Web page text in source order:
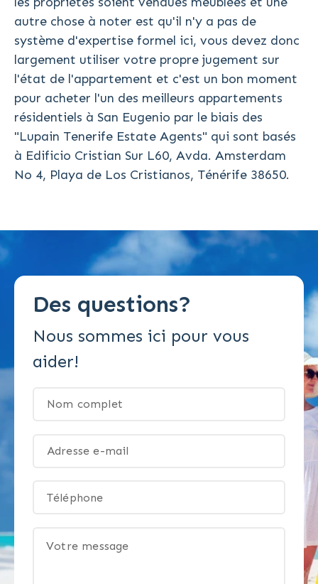
autre chose à noter est qu'il n'y a pas de
système d'expertise formel ici, vous devez donc
largement utiliser votre propre jugement sur
l'état de l'appartement et c'est un bon moment
pour acheter l'un des meilleurs appartements
résidentiels à San Eugenio par le biais des
"Lupain Tenerife Estate Agents" qui sont basés
à Edificio Cristian Sur L60, Avda. Amsterdam
No 4, Playa de Los Cristianos, Ténérife 38650.
Des questions?
Nous sommes ici pour vous
aider!